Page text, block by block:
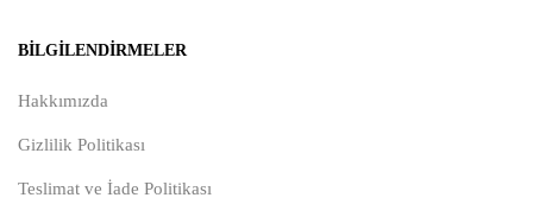
BILGILENDIRMELER
Hakkımızda
Gizlilik Politikası
Teslimat ve İade Politikası